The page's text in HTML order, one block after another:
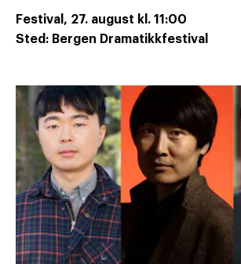
Festival, 27. august kl. 11:00
Sted: Bergen Dramatikkfestival